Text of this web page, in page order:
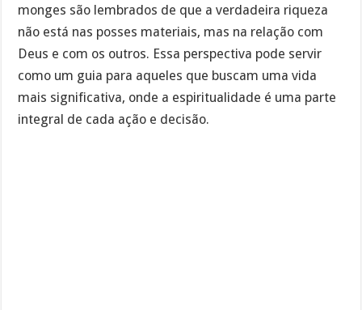
monges são lembrados de que a verdadeira riqueza
não está nas posses materiais, mas na relação com
Deus e com os outros. Essa perspectiva pode servir
como um guia para aqueles que buscam uma vida
mais significativa, onde a espiritualidade é uma parte
integral de cada ação e decisão.